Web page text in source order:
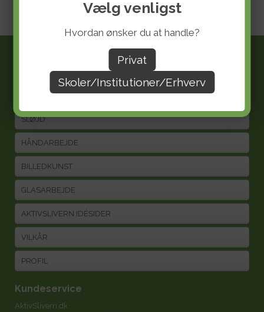
Vælg venligst
Hvordan ønsker du at handle?
Privat
Skoler/Institutioner/Erhverv
FORSIDE
HÅNDVÆRK & DESIGN
SLØJD
HÅNDARBEJDE
BILLEDKUNST
GLASARBEJDE
AKTIVSLIVERN IDÉSIDER
VILKÅR
PROFIL
Kundeservice
AktivSlivern.dk